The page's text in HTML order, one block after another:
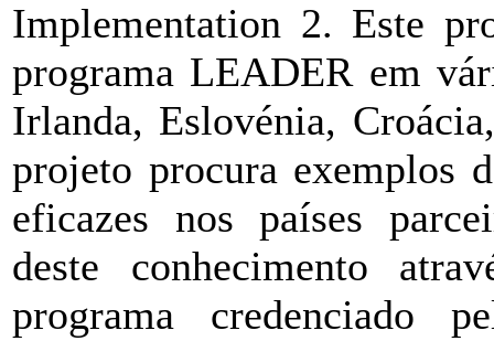
Implementation 2. Este
programa LEADER em
Irlanda, Eslovénia,
projeto procura exemplos
eficazes nos países
deste conhecimento
programa credenciado